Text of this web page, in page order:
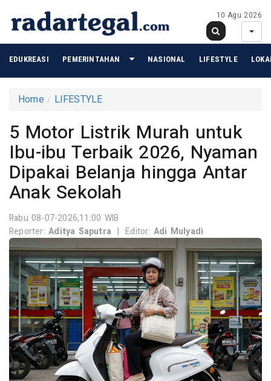
10 Agu 2026
EDUKREASI PEMERINTAHAN NASIONAL LIFESTYLE
Home LIFESTYLE
5 Motor Listrik Murah untuk
Ibu-ibu Terbaik 2026, Nyaman
Dipakai Belanja hingga Antar
Anak Sekolah
Rabu 08-07-2026,11:00 WIB
Reporter:Aditya Saputra | Editor: Adi Mulyadi